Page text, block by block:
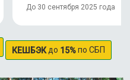
До 30 сентября 2025 года
КЕШБЭКдо 15%по СБП